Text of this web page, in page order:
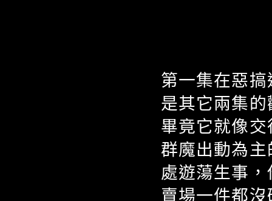
第一集在惡
是其它兩集
畢竟它就像
群魔出動為
處遊蕩生事
賣場一件都